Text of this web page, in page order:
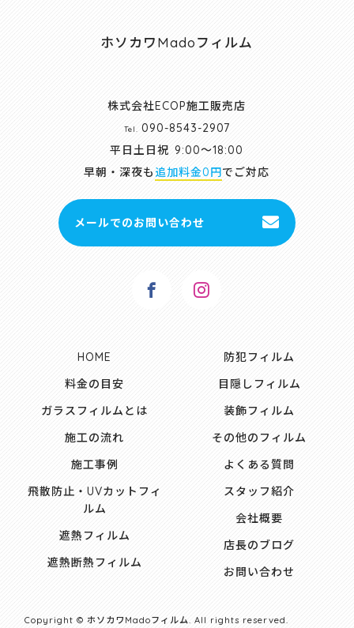
ホソカワMadoフィルム
株式会社ECOP施工販売店
Tel.
090-8543-2907
平日土日祝 9:00～18:00
早朝・深夜も 追加料金0円 でご対応
メールでのお問い合わせ
HOME
料金の目安
ガラスフィルムとは
施工の流れ
施工事例
飛散防止・UVカットフィ
ルム
遮熱フィルム
遮熱断熱フィルム
防犯フィルム
目隠しフィルム
装飾フィルム
その他のフィルム
よくある質問
スタッフ紹介
会社概要
店長のブログ
お問い合わせ
Copyright © ホソカワMadoフィルム. All rights reserved.